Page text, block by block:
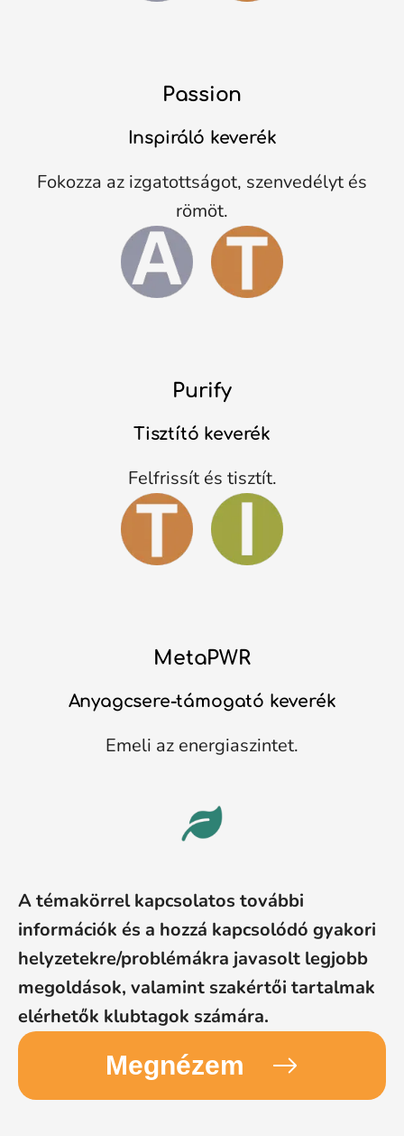
Passion
Inspiráló keverék
Fokozza az izgatottságot, szenvedélyt és
römöt.
Purify
Tisztító keverék
Felfrissít és tisztít.
MetaPWR
Anyagcsere-támogató keverék
Emeli az energiaszintet.
A témakörrel kapcsolatos további
információk és a hozzá kapcsolódó gyakori
helyzetekre/problémákra javasolt legjobb
megoldások, valamint szakértői tartalmak
elérhetők klubtagok számára.
Megnézem